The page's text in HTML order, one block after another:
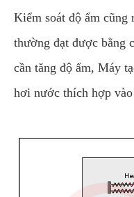
Kiểm soát độ ẩm cũng
thường đạt được bằng
cần tăng độ ẩm, Máy
hơi nước thích hợp